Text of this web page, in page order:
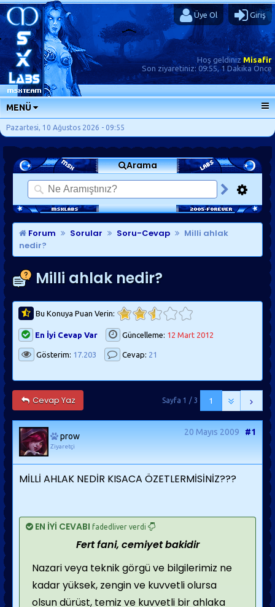
Üye Ol Giriş
Hoş geldinizMisafir
Son ziyaretiniz: 09:55, 1 Dakika Önce
MENÜ
ANA SAYFA
FORUMLAR
SORU-CEVAP
GÜNLÜKLER
SON MESAJLAR
KISAYOLLAR
Pazartesi, 10 Ağustos 2026 - 09:55
Arama
Forum Sorular Soru-Cevap
Milli ahlak
nedir?
Milli ahlak nedir?
Bu Konuya Puan Verin:
En İyi Cevap Var Güncelleme: 12 Mart 2012
Gösterim: 17.203 Cevap: 21
Cevap Yaz 1
Sayfa 1 / 3
prow
Ziyaretçi
20 Mayıs 2009 #1
MİLLİ AHLAK NEDİR KISACA ÖZETLERMİSİNİZ???
EN İYİ CEVABI fadedliver verdi
Fert fani, cemiyet bakidir
Nazari veya teknik görgü ve bilgilerimiz ne
kadar yüksek, zengin ve kuvvetli olursa
olsun dürüst, temiz ve kuvvetli bir ahlaka